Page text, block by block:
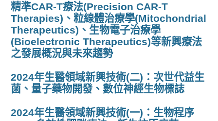
精準CAR-T療法(Precision CAR-T
Therapies)、粒線體治療學(Mitochondrial
Therapeutics)、生物電子治療學
(Bioelectronic Therapeutics)等新興療法
之發展概況與未來趨勢
2024年生醫領域新興技術(二)：次世代益生
菌、量子藥物開發、數位神經生物標誌
2024年生醫領域新興技術(一)：生物程序